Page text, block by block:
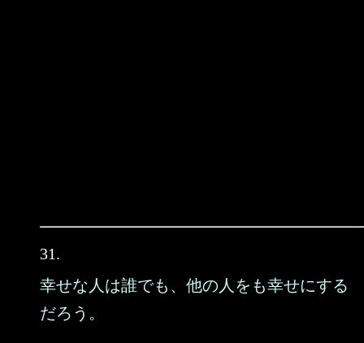
31.
幸せな人は誰でも、他の人をも幸せにする
だろう。